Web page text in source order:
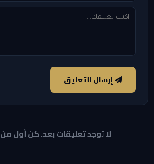
إرسال التعليق
لا توجد تعليقات بعد. كن أول